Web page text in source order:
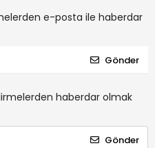
e-posta ile haberdar
Gönder
haberdar olmak
Gönder